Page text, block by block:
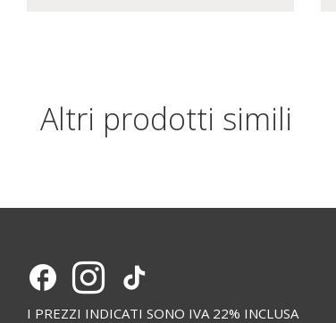
Altri prodotti simili
I PREZZI INDICATI SONO IVA 22% INCLUSA